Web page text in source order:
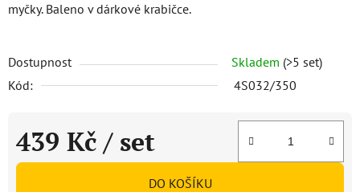
myčky. Baleno v dárkové krabičce.
Dostupnost Skladem (>5 set)
Kód:
4S032/350
439 Kč / set
Měrná cena:
DO KOŠÍKU